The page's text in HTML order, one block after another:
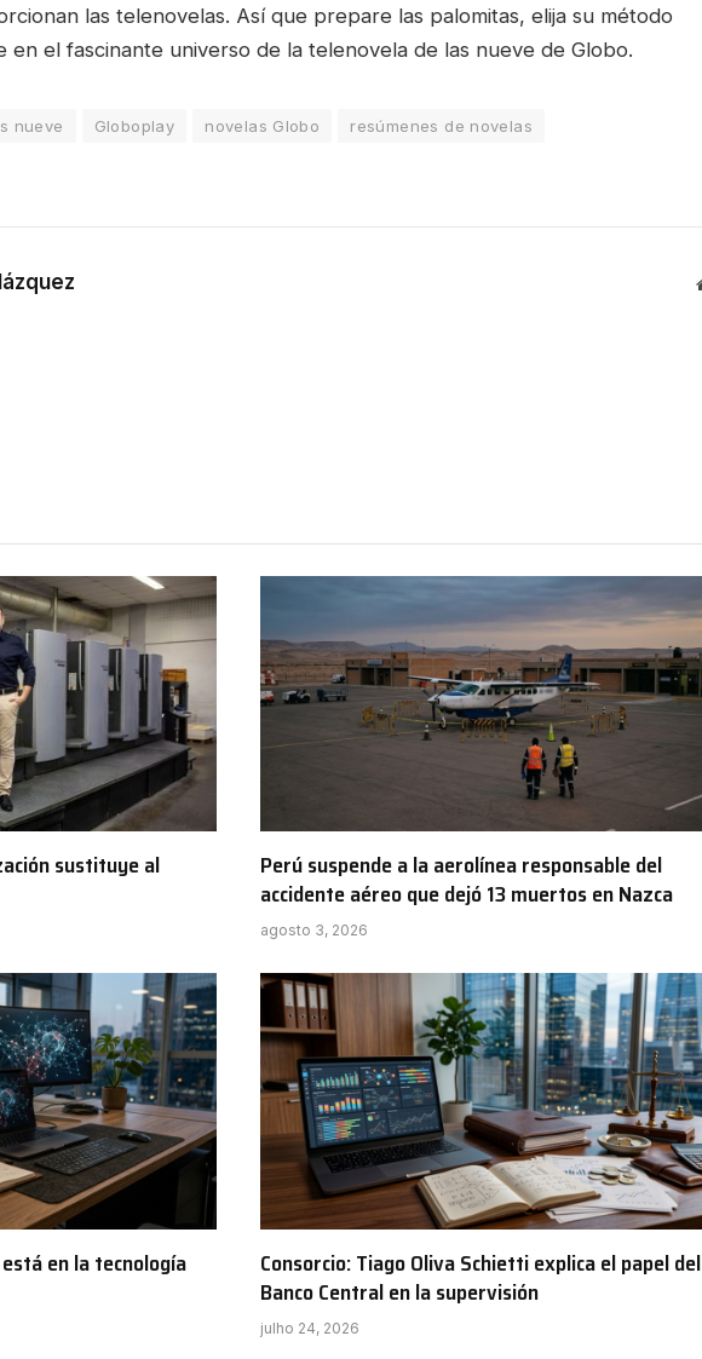
las telenovelas. Así que prepare las palomitas, elija su método
en el fascinante universo de la telenovela de las nueve de Globo.
nueve Globoplay novelas Globo
resúmenes de novelas
sustituye al
Perú suspende a la aerolínea responsable del
accidente aéreo que dejó 13 muertos en Nazca
agosto 3, 2026
en la tecnología
Consorcio: Tiago Oliva Schietti explica el papel del
Banco Central en la supervisión
julho 24, 2026